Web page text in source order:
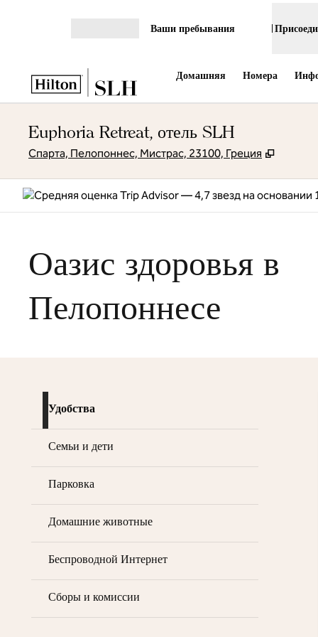
Ваши пребывания
Домашняя Номера
Euphoria Retreat, отель SLH
Спарта, Пелопоннес, Мистрас, 23100, Греция ,
Оазис здоровья в
Пелопоннесе
Удобства
Семьи и дети
Парковка
Домашние животные
Беспроводной Интернет
Сборы и комиссии